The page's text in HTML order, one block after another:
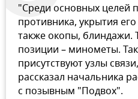
"Среди основных целей
противника, укрытия
также окопы, блиндажи.
позиции – минометы.
присутствуют узлы
рассказал начальника
с позывным "Подвох".